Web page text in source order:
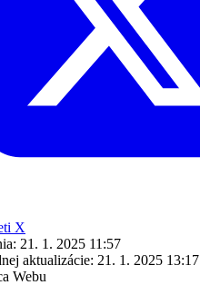
X
21. 1. 2025 11:57
aktualizácie: 21. 1. 2025 13:17
Webu